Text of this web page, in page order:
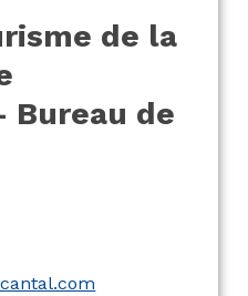
de la
Bureau de